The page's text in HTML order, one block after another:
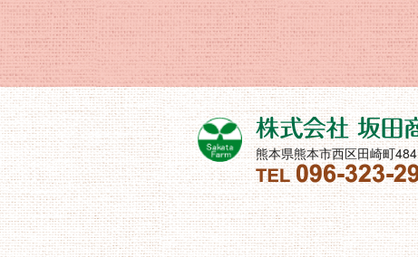
熊本県熊本市西区田崎町484